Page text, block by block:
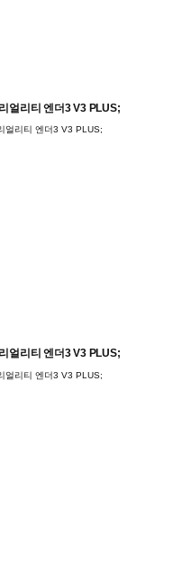
얼리티 엔더3 V3 PLUS;
얼리티 엔더3 V3 PLUS;
얼리티 엔더3 V3 PLUS;
얼리티 엔더3 V3 PLUS;